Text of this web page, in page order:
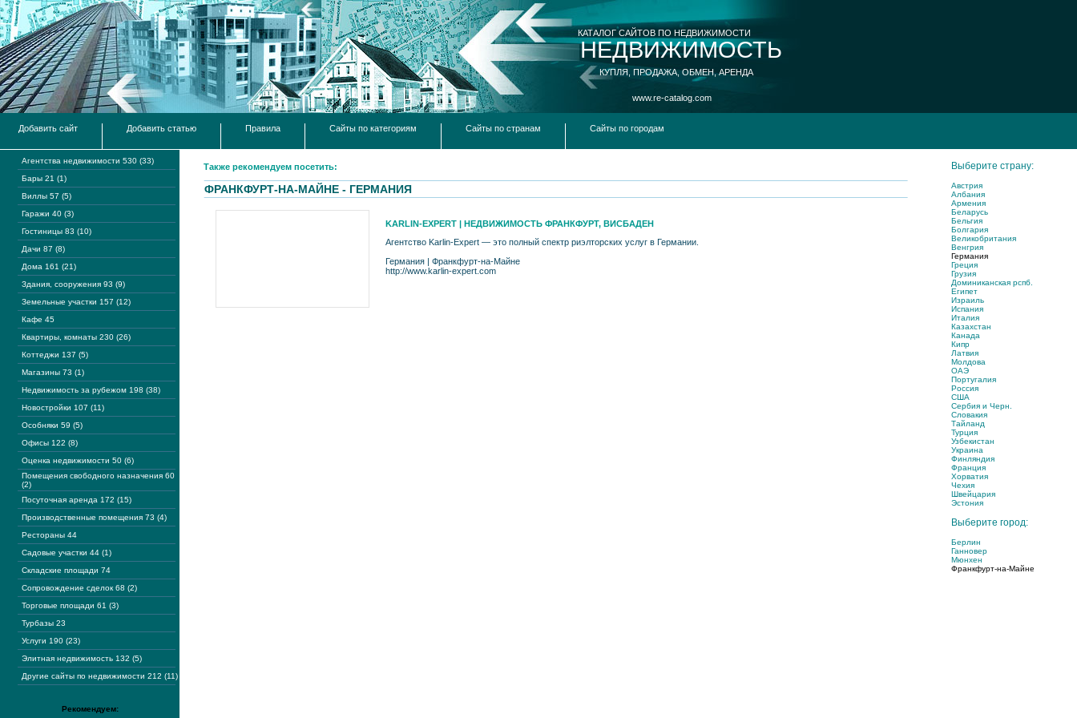
КАТАЛОГ САЙТОВ ПО НЕДВИЖИМОСТИ
НЕДВИЖИМОСТЬ
КУПЛЯ, ПРОДАЖА, ОБМЕН, АРЕНДА
www.re-catalog.com
Добавить сайт Добавить статью Правила Сайты по категориям Сайты по странам Сайты по городам
Агентства недвижимости 530 (33)
Бары 21 (1)
Виллы 57 (5)
Гаражи 40 (3)
Гостиницы 83 (10)
Дачи 87 (8)
Дома 161 (21)
Здания, сооружения 93 (9)
Земельные участки 157 (12)
Кафе 45
Квартиры, комнаты 230 (26)
Коттеджи 137 (5)
Магазины 73 (1)
Недвижимость за рубежом 198 (38)
Новостройки 107 (11)
Особняки 59 (5)
Офисы 122 (8)
Оценка недвижимости 50 (6)
Помещения свободного назначения 60
(2)
Посуточная аренда 172 (15)
Производственные помещения 73 (4)
Рестораны 44
Садовые участки 44 (1)
Складские площади 74
Сопровождение сделок 68 (2)
Торговые площади 61 (3)
Турбазы 23
Услуги 190 (23)
Элитная недвижимость 132 (5)
Другие сайты по недвижимости 212 (11)
Рекомендуем:
Также рекомендуем посетить:
ФРАНКФУРТ-НА-МАЙНЕ - ГЕРМАНИЯ
KARLIN-EXPERT | НЕДВИЖИМОСТЬ ФРАНКФУРТ, ВИСБАДЕН
Агентство Karlin-Expert — это полный спектр риэлторских услуг в Германии.
Германия | Франкфурт-на-Майне
http://www.karlin-expert.com
Выберите страну:
Австрия
Албания
Армения
Беларусь
Бельгия
Болгария
Великобритания
Венгрия
Германия
Греция
Грузия
Доминиканская рспб.
Египет
Израиль
Испания
Италия
Казахстан
Канада
Кипр
Латвия
Молдова
ОАЭ
Португалия
Россия
США
Сербия и Черн.
Словакия
Тайланд
Турция
Узбекистан
Украина
Финляндия
Франция
Хорватия
Чехия
Швейцария
Эстония
Выберите город:
Берлин
Ганновер
Мюнхен
Франкфурт-на-Майне